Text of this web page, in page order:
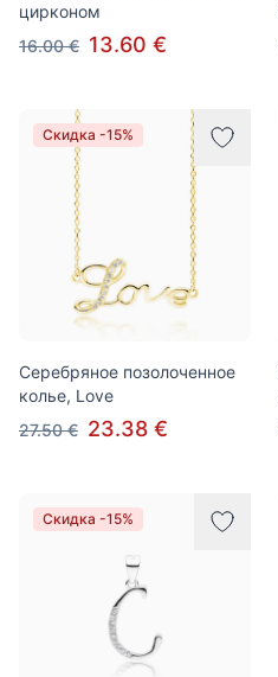
цирконом
16.00 € 13.60 €
Скидка -15%
Серебряное позолоченное
колье, Love
27.50 € 23.38 €
Скидка -15%